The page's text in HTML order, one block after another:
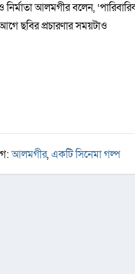
আলমগীর বলেন,
ছবির প্রচারণার সময়টাও
আলমগীর,একটি সিনেমা গল্প